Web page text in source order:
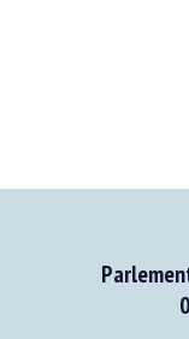
relation avec le CNR
Les champs suivis